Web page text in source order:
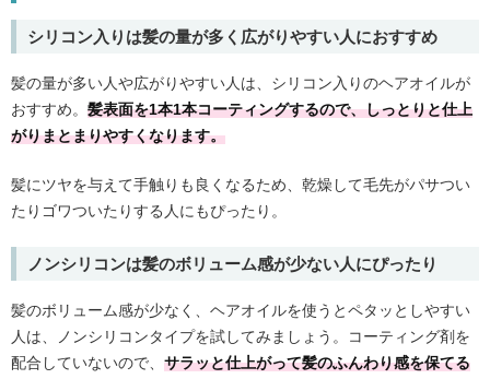
シリコン入りは髪の量が多く広がりやすい人におすすめ
髪の量が多い人や広がりやすい人は、シリコン入りのヘアオイルが
おすすめ。 髪表面を1本1本コーティングするので、しっとりと仕上
がりまとまりやすくなります。
髪にツヤを与えて手触りも良くなるため、乾燥して毛先がパサつい
たりゴワついたりする人にもぴったり。
ノンシリコンは髪のボリューム感が少ない人にぴったり
髪のボリューム感が少なく、ヘアオイルを使うとペタッとしやすい
人は、ノンシリコンタイプを試してみましょう。コーティング剤を
配合していないので、 サラッと仕上がって髪のふんわり感を保てる